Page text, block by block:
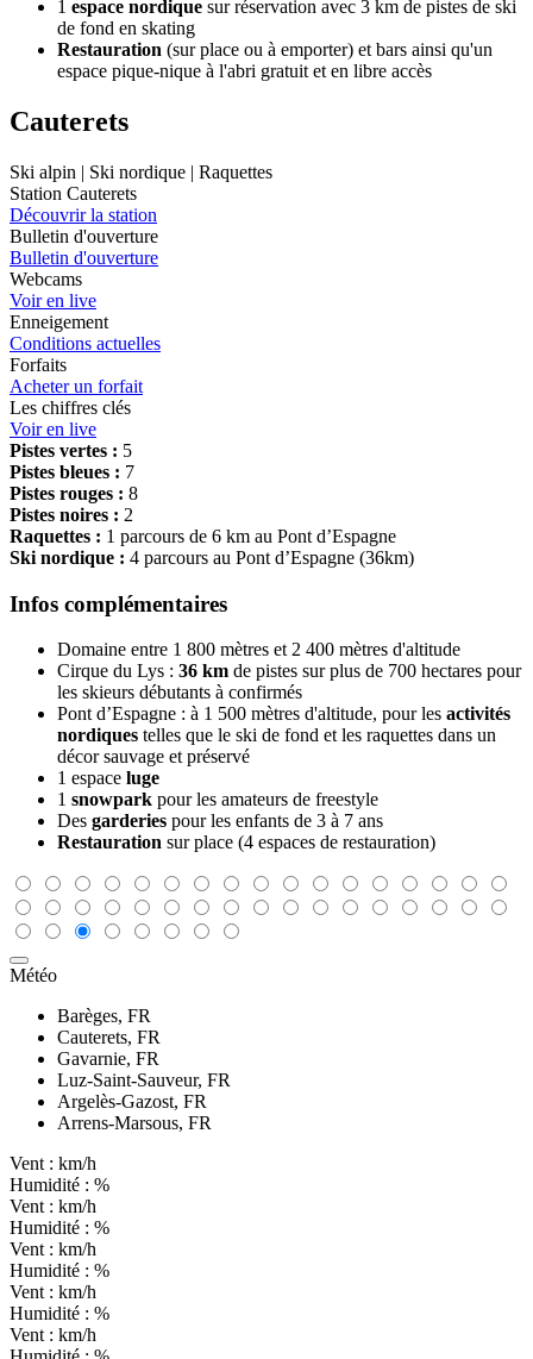
1 espace nordique sur réservation avec 3 km de pistes de ski
de fond en skating
Restauration (sur place ou à emporter) et bars ainsi qu'un
espace pique-nique à l'abri gratuit et en libre accès
Cauterets
Ski alpin | Ski nordique | Raquettes
Station Cauterets
Découvrir la station
Bulletin d'ouverture
Bulletin d'ouverture
Webcams
Voir en live
Enneigement
Conditions actuelles
Forfaits
Acheter un forfait
Les chiffres clés
Voir en live
Pistes vertes : 5
Pistes bleues : 7
Pistes rouges : 8
Pistes noires : 2
Raquettes : 1 parcours de 6 km au Pont d’Espagne
Ski nordique : 4 parcours au Pont d’Espagne (36km)
Infos complémentaires
Domaine entre 1 800 mètres et 2 400 mètres d'altitude
Cirque du Lys : 36 km de pistes sur plus de 700 hectares pour
les skieurs débutants à confirmés
Pont d’Espagne : à 1 500 mètres d'altitude, pour les activités
nordiques telles que le ski de fond et les raquettes dans un
décor sauvage et préservé
1 espace luge
1 snowpark pour les amateurs de freestyle
Des garderies pour les enfants de 3 à 7 ans
Restauration sur place (4 espaces de restauration)
Météo
Barèges, FR
Cauterets, FR
Gavarnie, FR
Luz-Saint-Sauveur, FR
Argelès-Gazost, FR
Arrens-Marsous, FR
Vent : km/h
Humidité : %
Vent : km/h
Humidité : %
Vent : km/h
Humidité : %
Vent : km/h
Humidité : %
Vent : km/h